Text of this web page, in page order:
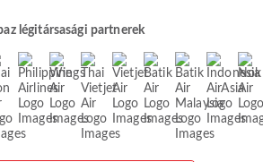
légitársasági partnerek